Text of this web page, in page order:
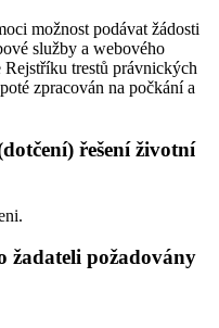
možnost podávat žádosti
služby a webového
trestů právnických
zpracován na počkání a
řešení životní
žadateli požadovány